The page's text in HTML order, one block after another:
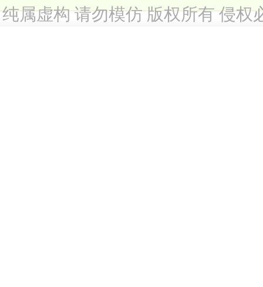
纯属虚构 请勿模仿 版权所有 侵权